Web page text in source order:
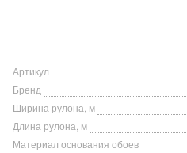
Артикул
Бренд
Ширина рулона, м
Длина рулона, м
Материал основания обоев